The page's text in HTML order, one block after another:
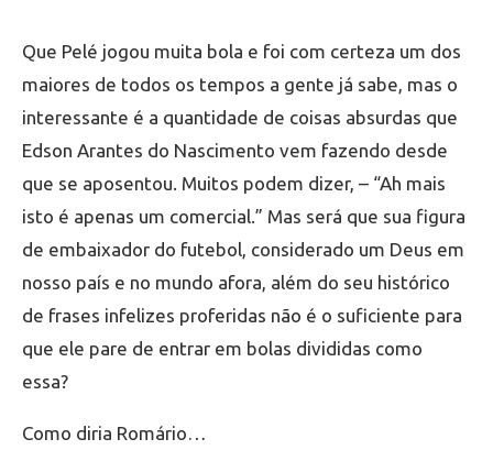
Que Pelé jogou muita bola e foi com certeza um dos
maiores de todos os tempos a gente já sabe, mas o
interessante é a quantidade de coisas absurdas que
Edson Arantes do Nascimento vem fazendo desde
que se aposentou. Muitos podem dizer, – “Ah mais
isto é apenas um comercial.” Mas será que sua figura
de embaixador do futebol, considerado um Deus em
nosso país e no mundo afora, além do seu histórico
de frases infelizes proferidas não é o suficiente para
que ele pare de entrar em bolas divididas como
essa?
Como diria Romário…